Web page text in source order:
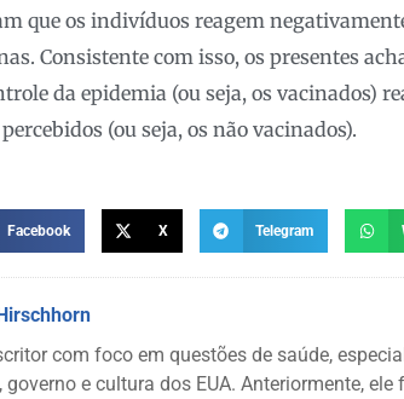
que os indivíduos reagem
Consistente com isso, os presentes
da epidemia (ou seja, os vacinados)
(ou seja, os não vacinados).
Facebook X Telegram
com foco em questões de saúde,
governo e cultura dos EUA. Anteriormente,